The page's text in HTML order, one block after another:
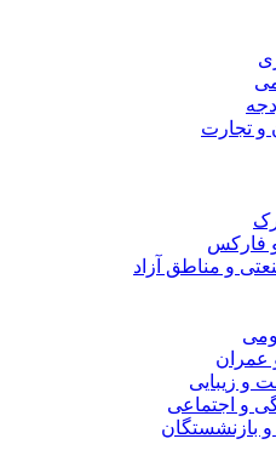
تجارت
فارکس
و مناطق آزاد
عمران
و زیبایی
و اجتماعی
بازنشستگان